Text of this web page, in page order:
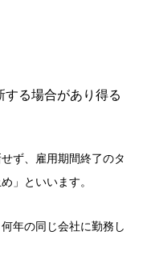
する場合があり得る
ず、雇用期間終了のタ
」といいます。
年の同じ会社に勤務し